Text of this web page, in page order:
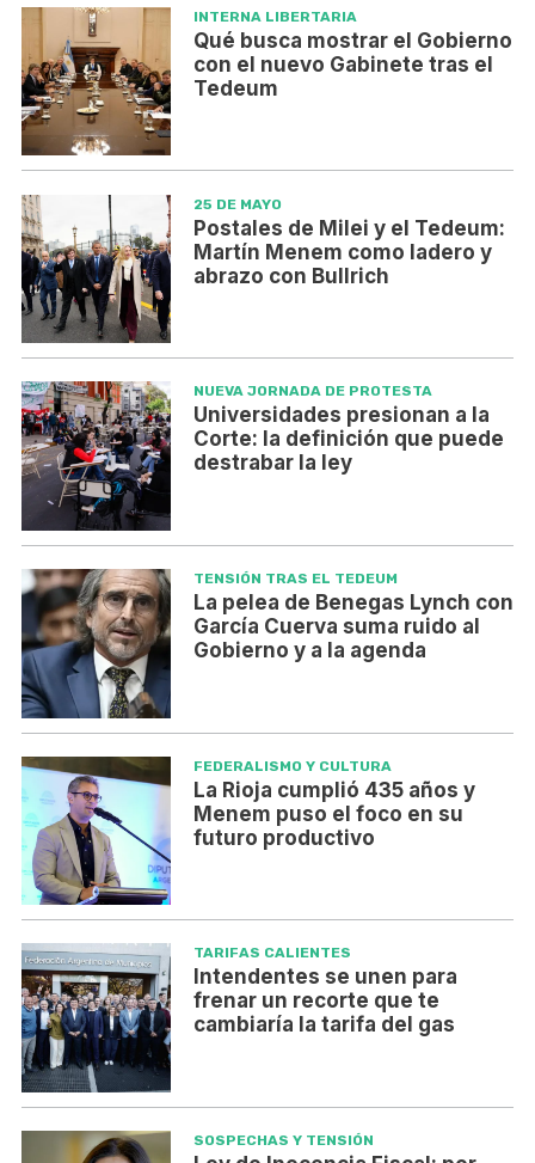
INTERNA LIBERTARIA
Qué busca mostrar el Gobierno
con el nuevo Gabinete tras el
Tedeum
25 DE MAYO
Postales de Milei y el Tedeum:
Martín Menem como ladero y
abrazo con Bullrich
NUEVA JORNADA DE PROTESTA
Universidades presionan a la
Corte: la definición que puede
destrabar la ley
TENSIÓN TRAS EL TEDEUM
La pelea de Benegas Lynch con
García Cuerva suma ruido al
Gobierno y a la agenda
FEDERALISMO Y CULTURA
La Rioja cumplió 435 años y
Menem puso el foco en su
futuro productivo
TARIFAS CALIENTES
Intendentes se unen para
frenar un recorte que te
cambiaría la tarifa del gas
SOSPECHAS Y TENSIÓN